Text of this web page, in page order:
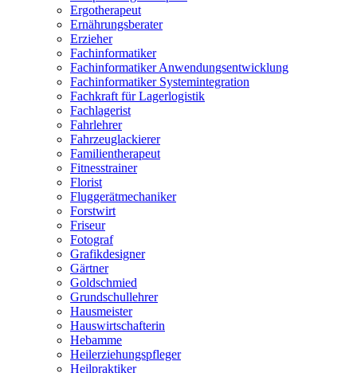
Ergotherapeut
Ernährungsberater
Erzieher
Fachinformatiker
Fachinformatiker Anwendungsentwicklung
Fachinformatiker Systemintegration
Fachkraft für Lagerlogistik
Fachlagerist
Fahrlehrer
Fahrzeuglackierer
Familientherapeut
Fitnesstrainer
Florist
Fluggerätmechaniker
Forstwirt
Friseur
Fotograf
Grafikdesigner
Gärtner
Goldschmied
Grundschullehrer
Hausmeister
Hauswirtschafterin
Hebamme
Heilerziehungspfleger
Heilpraktiker